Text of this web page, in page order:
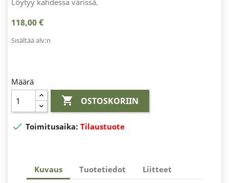
Löytyy kahdessa värissä.
118,00 €
Sisältää alv:n
Määrä
 OSTOSKORIIN
 Toimitusaika: Tilaustuote
Kuvaus Tuotetiedot Liitteet